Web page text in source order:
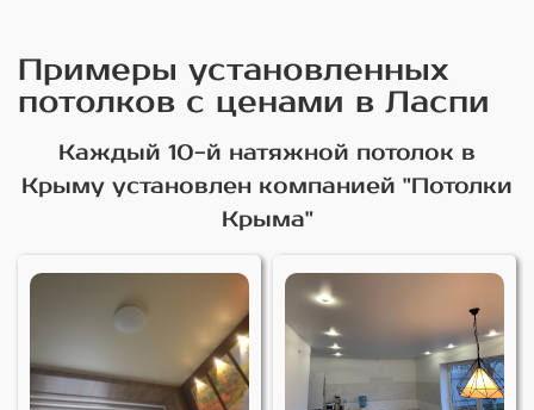
Примеры установленных
потолков с ценами в Ласпи
Каждый 10-й натяжной потолок в
Крыму установлен компанией "Потолки
Крыма"